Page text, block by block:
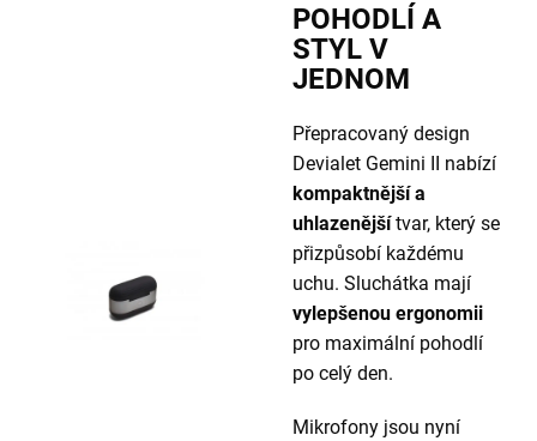
POHODLÍ A
STYL V
JEDNOM
Přepracovaný design
Devialet Gemini II nabízí
kompaktnější a
uhlazenějšítvar, který se
přizpůsobí každému
uchu. Sluchátka mají
vylepšenou ergonomii
pro maximální pohodlí
po celý den.
Mikrofony jsou nyní